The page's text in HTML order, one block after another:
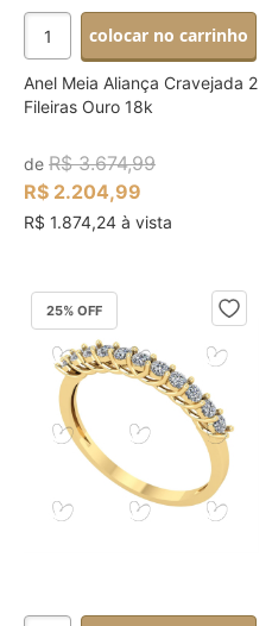
colocar no carrinho
Anel Meia Aliança Cravejada 2
Fileiras Ouro 18k
de R$ 3.674,99
R$ 2.204,99
R$ 1.874,24 à vista
25% OFF